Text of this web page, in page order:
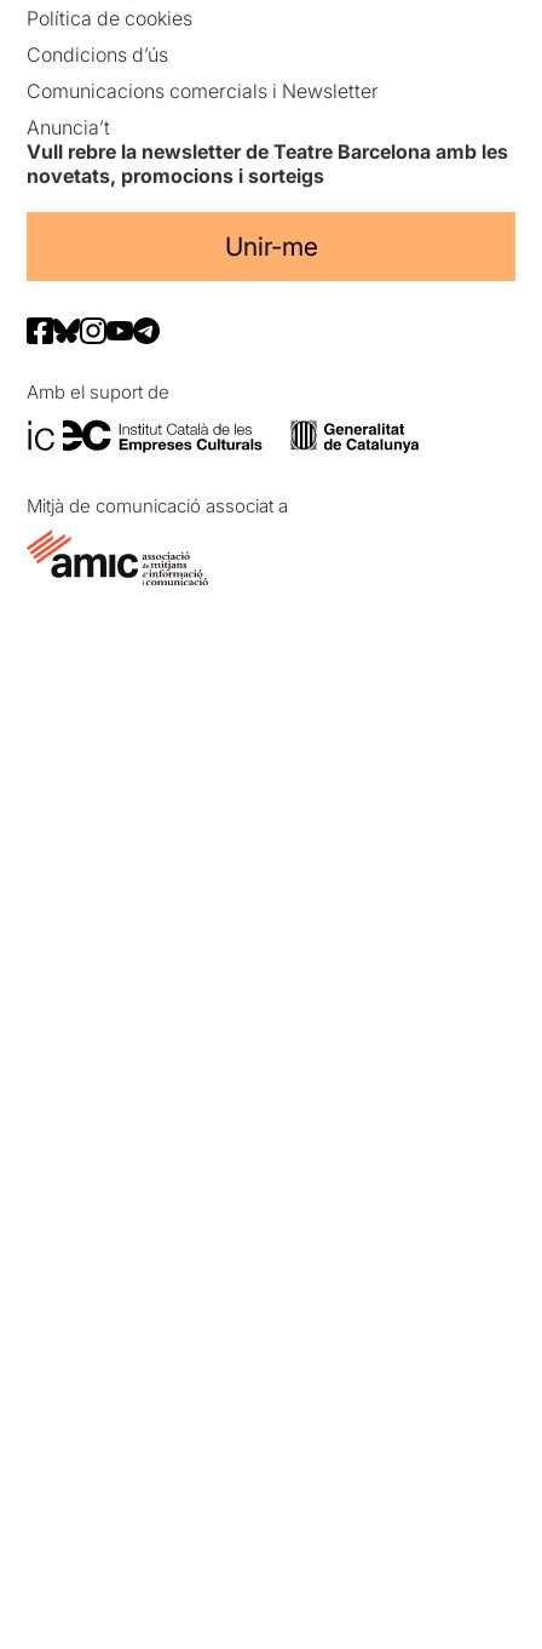
Política de cookies
Condicions d’ús
Comunicacions comercials i Newsletter
Anuncia’t
Vull rebre la newsletter de Teatre Barcelona amb les
novetats, promocions i sorteigs
Unir-me
Amb el suport de
Mitjà de comunicació associat a